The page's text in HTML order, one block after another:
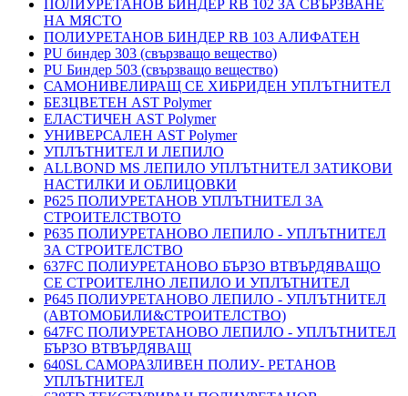
ПОЛИУРЕТАНОВ БИНДЕР RB 102 ЗА СВЪРЗВАНЕ
НА МЯСТО
ПОЛИУРЕТАНОВ БИНДЕР RB 103 АЛИФАТЕН
PU биндер 303 (свързващо вещество)
PU Биндер 503 (свързващо вещество)
САМОНИВЕЛИРАЩ СЕ ХИБРИДЕН УПЛЪТНИТЕЛ
БЕЗЦВЕТЕН AST Polymer
ЕЛАСТИЧЕН AST Polymer
УНИВЕРСАЛЕН AST Polymer
УПЛЪТНИТЕЛ И ЛЕПИЛО
ALLBOND MS ЛЕПИЛО УПЛЪТНИТЕЛ ЗАТИКОВИ
НАСТИЛКИ И ОБЛИЦОВКИ
P625 ПОЛИУРЕТАНОВ УПЛЪТНИТЕЛ ЗА
СТРОИТЕЛСТВОТО
P635 ПОЛИУРЕТАНОВО ЛЕПИЛО - УПЛЪТНИТЕЛ
ЗА СТРОИТЕЛСТВО
637FC ПОЛИУРЕТАНОВО БЪРЗО ВТВЪРДЯВАЩО
СЕ СТРОИТЕЛНО ЛЕПИЛО И УПЛЪТНИТЕЛ
P645 ПОЛИУРЕТАНОВО ЛЕПИЛО - УПЛЪТНИТЕЛ
(АВТОМОБИЛИ&СТРОИТЕЛСТВО)
647FC ПОЛИУРЕТАНОВО ЛЕПИЛО - УПЛЪТНИТЕЛ
БЪРЗО ВТВЪРДЯВАЩ
640SL САМОРАЗЛИВЕН ПОЛИУ- РЕТАНОВ
УПЛЪТНИТЕЛ